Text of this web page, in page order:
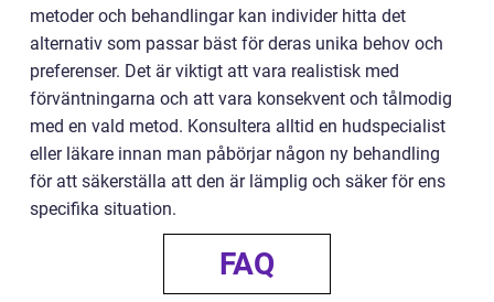
metoder och behandlingar kan individer hitta det
alternativ som passar bäst för deras unika behov och
preferenser. Det är viktigt att vara realistisk med
förväntningarna och att vara konsekvent och tålmodig
med en vald metod. Konsultera alltid en hudspecialist
eller läkare innan man påbörjar någon ny behandling
för att säkerställa att den är lämplig och säker för ens
specifika situation.
FAQ